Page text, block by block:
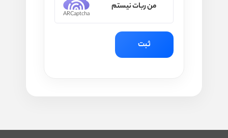
من ربات نیستم
ARCaptcha